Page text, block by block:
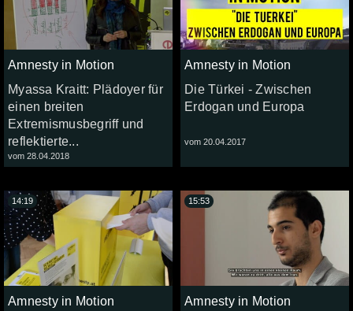
Amnesty in Motion
Myassa Kraitt: Plädoyer für
einen breiten
Extremismusbegriff und
reflektierte...
vom 28.04.2018
Amnesty in Motion
Die Türkei - Zwischen
Erdogan und Europa
vom 20.04.2017
Amnesty in Motion
14:19
Amnesty in Motion
15:53